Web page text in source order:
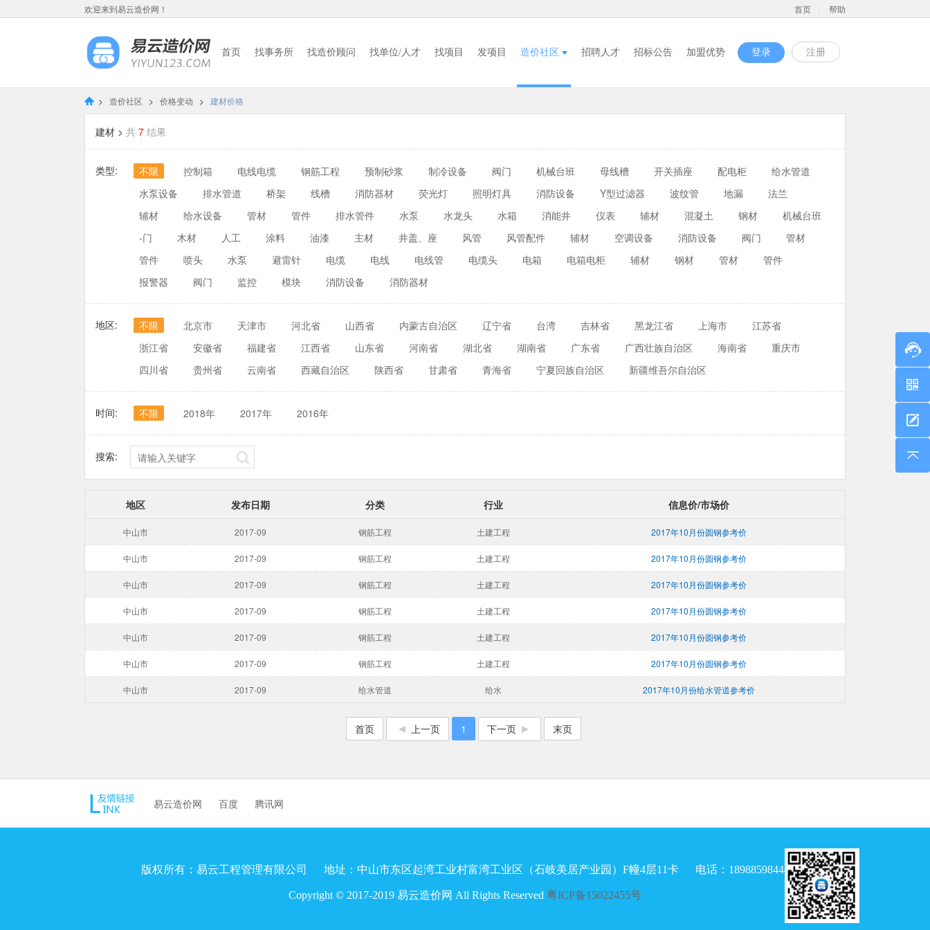
欢迎来到易云造价网！ 首页 帮助
首页 找事务所 找造价顾问 找单位/人才 找项目 发项目 造价社区 招聘人才 招标公告 加盟优势 登录 注册
> 造价社区 > 价格变动 > 建材价格
建材 > 共 7 结果
类型: 不限 控制箱 电线电缆 钢筋工程 预制砂浆 制冷设备 阀门 机械台班 母线槽 开关插座 配电柜
给水管道
水泵设备
排水管道 桥架 线槽 消防器材 荧光灯 照明灯具 消防设备 Y型过滤器 波纹管 地漏
法兰
辅材
给水设备 管材 管件 排水管件 水泵 水龙头 水箱 消能井 仪表 辅材 混凝土 钢材
机械台班
-门
木材 人工 涂料 油漆 主材 井盖、座 风管 风管配件 辅材 空调设备 消防设备 阀门
管材
管件
喷头 水泵 避雷针 电缆 电线 电线管 电缆头 电箱 电箱电柜 辅材 钢材 管材
管件
报警器
阀门 监控 模块 消防设备 消防器材
地区: 不限 北京市 天津市 河北省 山西省 内蒙古自治区 辽宁省 台湾 吉林省 黑龙江省 上海市
江苏省
浙江省
安徽省 福建省 江西省 山东省 河南省 湖北省 湖南省 广东省 广西壮族自治区 海南省
重庆市
四川省
贵州省 云南省 西藏自治区 陕西省 甘肃省 青海省 宁夏回族自治区 新疆维吾尔自治区
时间: 不限 2018年 2017年 2016年
搜索:
地区 发布日期 分类 行业 信息价/市场价
中山市 2017-09 钢筋工程 土建工程 2017年10月份圆钢参考价
中山市 2017-09 钢筋工程 土建工程 2017年10月份圆钢参考价
中山市 2017-09 钢筋工程 土建工程 2017年10月份圆钢参考价
中山市 2017-09 钢筋工程 土建工程 2017年10月份圆钢参考价
中山市 2017-09 钢筋工程 土建工程 2017年10月份圆钢参考价
中山市 2017-09 钢筋工程 土建工程 2017年10月份圆钢参考价
中山市 2017-09 给水管道 给水 2017年10月份给水管道参考价
首页 上一页 1 下一页 末页
易云造价网 百度 腾讯网
版权所有：易云工程管理有限公司 地址：中山市东区起湾工业村富湾工业区（石岐美居产业园）F幢4层11卡 电话：18988598444
Copyright © 2017-2019 易云造价网 All Rights Reserved 粤ICP备15022455号